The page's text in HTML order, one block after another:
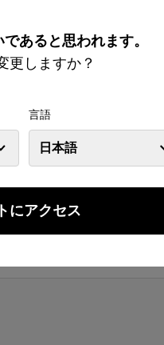
あると思われます。
更しますか？
言語
日本語
にアクセス